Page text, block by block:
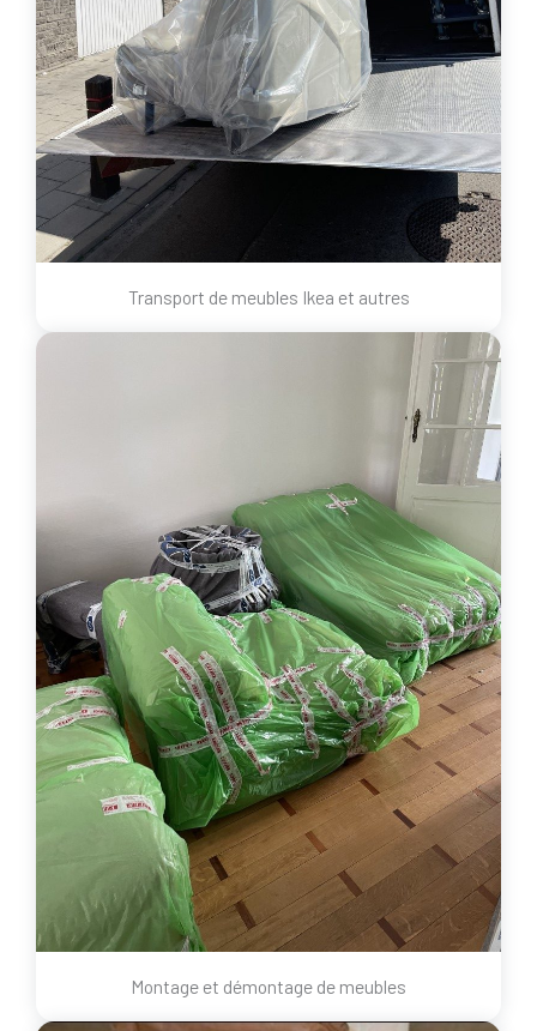
Transport de meubles Ikea et autres
Montage et démontage de meubles